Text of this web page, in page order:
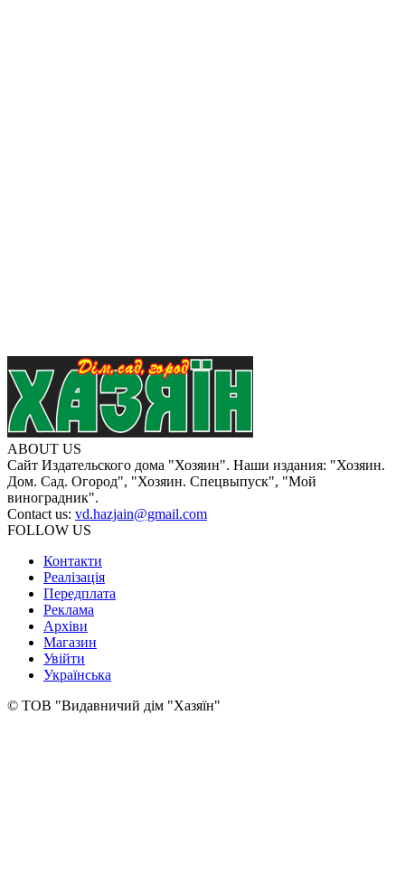
ABOUT US
Сайт Издательского дома "Хозяин". Наши издания: "Хозяин.
Дом. Сад. Огород", "Хозяин. Спецвыпуск", "Мой
виноградник".
Contact us: vd.hazjain@gmail.com
FOLLOW US
Контакти
Реалізація
Передплата
Реклама
Архіви
Магазин
Увійти
Українська
© ТОВ "Видавничий дім "Хазяїн"